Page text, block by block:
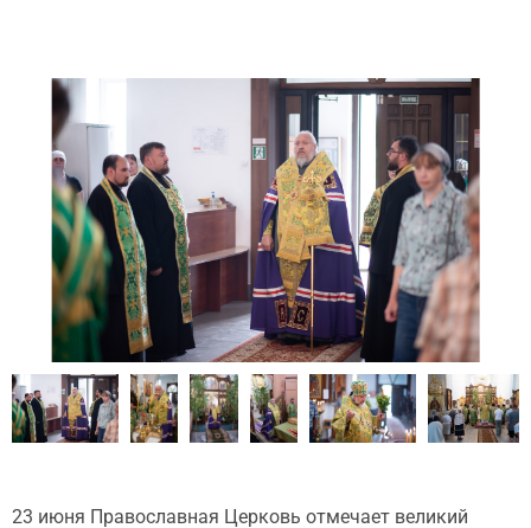
23 июня Православная Церковь отмечает великий